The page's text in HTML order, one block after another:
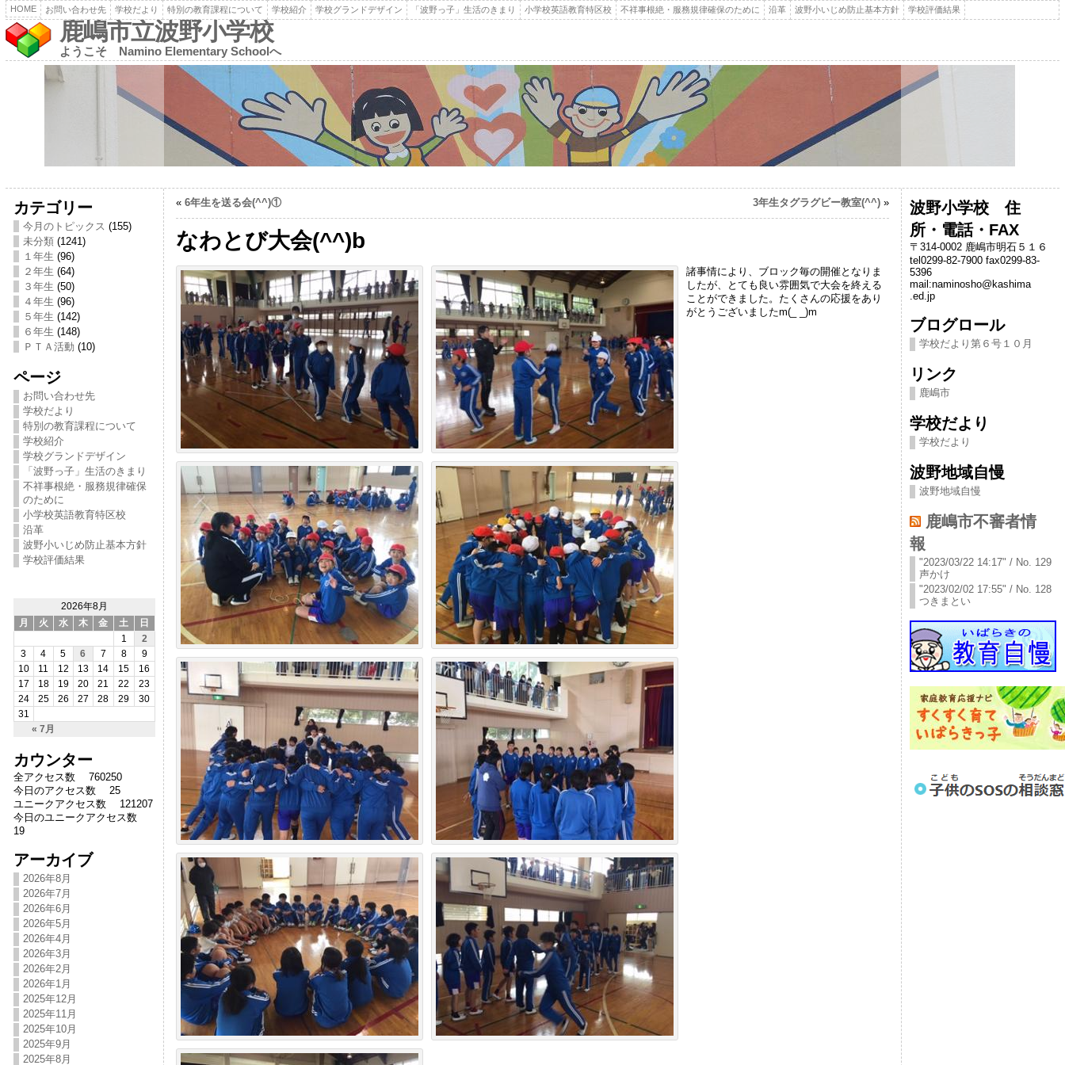
HOME お問い合わせ先 学校だより 特別の教育課程について 学校紹介 学校グランドデザイン 「波野っ子」生活のきまり 小学校英語教育特区校 不祥事根絶・服務規律確保のために 沿革 波野小いじめ防止基本方針 学校評価結果
鹿嶋市立波野小学校
ようこそ Namino Elementary Schoolへ
カテゴリー
今月のトピックス (155)
未分類(1241)
１年生 (96)
２年生 (64)
３年生 (50)
４年生 (96)
５年生 (142)
６年生 (148)
ＰＴＡ活動 (10)
ページ
お問い合わせ先
学校だより
特別の教育課程について
学校紹介
学校グランドデザイン
「波野っ子」生活のきまり
不祥事根絶・服務規律確保
のために
小学校英語教育特区校
沿革
波野小いじめ防止基本方針
学校評価結果
2026年8月
月
火 水 木 金 土 日
« 7月
1
2
3
4 5 6 7 8
9
10
11 12 13 14 15
16
17
18 19 20 21 22
23
24
25 26 27 28 29
30
31
カウンター
全アクセス数 760250
今日のアクセス数 25
ユニークアクセス数 121207
今日のユニークアクセス数
19
アーカイブ
2026年8月
2026年7月
2026年6月
2026年5月
2026年4月
2026年3月
2026年2月
2026年1月
2025年12月
2025年11月
2025年10月
2025年9月
2025年8月
« 6年生を送る会(^^)① 3年生タグラグビー教室(^^)»
なわとび大会(^^)b
諸事情により、ブロック毎の開催となりま
したが、とても良い雰囲気で大会を終える
ことができました。たくさんの応援をあり
がとうございましたm(_ _)m
波野小学校 住
所・電話・FAX
〒314-0002 鹿嶋市明石５１６
tel0299-82-7900 fax0299-83-
5396
mail:naminosho@kashima
.ed.jp
ブログロール
学校だより第６号１０月
リンク
鹿嶋市
学校だより
学校だより
波野地域自慢
波野地域自慢
鹿嶋市不審者情
報
"2023/03/22 14:17" / No. 129
声かけ
"2023/02/02 17:55" / No. 128
つきまとい